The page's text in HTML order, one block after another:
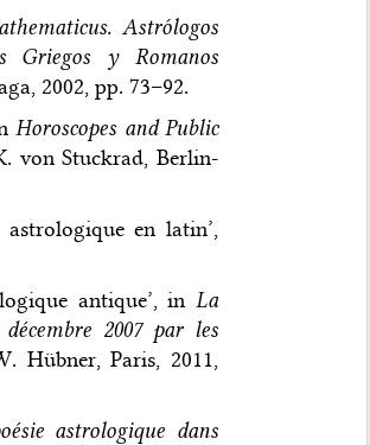
Astrólogos
Griegos y Romanos
2002, pp. 73–92.
Horoscopes and Public
von Stuckrad, Berlin-
en latin’,
antique’, in La
2007 par les
Hübner, Paris, 2011,
astrologique dans